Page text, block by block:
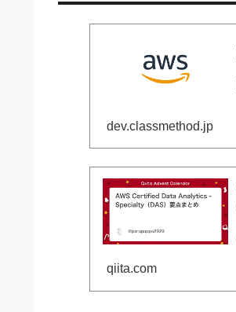
dev.classmethod.jp
qiita.com